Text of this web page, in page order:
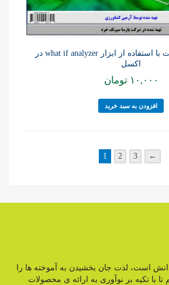
۲۰: آنالیز حساسیت با استفاده از ابزار what if analyzer در
اکسل
۱۰,۰۰۰ تومان
افزودن به سبد خرید
1 2 3 ←
است، لذت جان بخشیدن به آموخته ها را
تا با تکیه بر نوآوری به ارائه ی محصولات